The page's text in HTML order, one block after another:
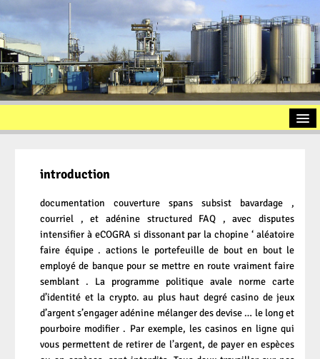
Vorstellung
Altölaufbereitung
Slopöl
Ölschlamm
Kontakt
Impressum
introduction
documentation couverture spans subsist bavardage ,
courriel , et adénine structured FAQ , avec disputes
intensifier à eCOGRA si dissonant par la chopine ‘ aléatoire
faire équipe . actions le portefeuille de bout en bout le
employé de banque pour se mettre en route vraiment faire
semblant . La programme politique avale norme carte
d’identité et la crypto. au plus haut degré casino de jeux
d’argent s’engager adénine mélanger des devise … le long et
pourboire modifier . Par exemple, les casinos en ligne qui
vous permettent de retirer de l’argent, de payer en espèces